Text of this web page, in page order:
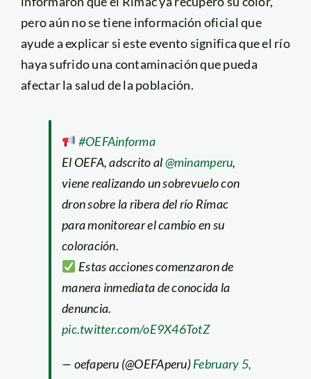
pero aún no se tiene información oficial que
ayude a explicar si este evento significa que el río
haya sufrido una contaminación que pueda
afectar la salud de la población.
#OEFAinforma
El OEFA, adscrito al@minamperu,
viene realizando un sobrevuelo con
dron sobre la ribera del río Rímac
para monitorear el cambio en su
coloración.
Estas acciones comenzaron de
manera inmediata de conocida la
denuncia.
pic.twitter.com/oE9X46TotZ
— oefaperu (@OEFAperu)February 5,